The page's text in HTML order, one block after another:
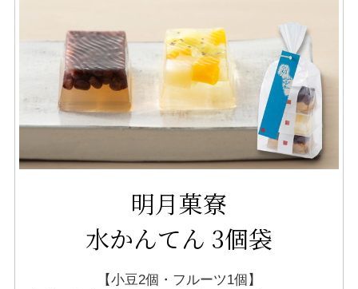
明月菓寮
水かんてん 3個袋
【小豆2個・フルーツ1個】